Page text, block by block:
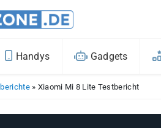
Handys Gadgets
» Xiaomi Mi 8 Lite Testbericht